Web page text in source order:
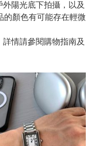
陽光底下拍攝，以及
的顏色有可能存在輕微
情請參閱購物指南及